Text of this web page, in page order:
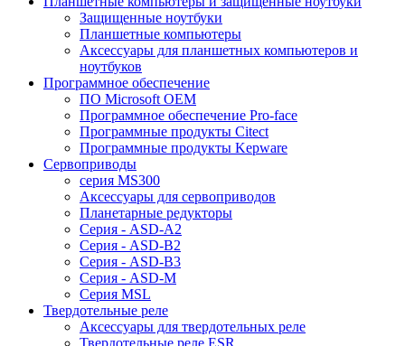
Защищенные ноутбуки
Планшетные компьютеры
Аксессуары для планшетных компьютеров и
ноутбуков
Программное обеспечение
ПО Microsoft OEM
Программное обеспечение Pro-face
Программные продукты Citect
Программные продукты Kepware
Сервоприводы
серия MS300
Аксессуары для сервоприводов
Планетарные редукторы
Серия - ASD-A2
Серия - ASD-B2
Серия - ASD-B3
Серия - ASD-M
Серия MSL
Твердотельные реле
Аксессуары для твердотельных реле
Твердотельные реле ESR